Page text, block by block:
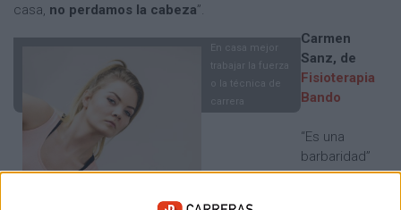
casa, no perdamos la cabeza”.
En casa mejor
trabajar la fuerza
o la técnica de
carrera
Carmen
Sanz, de
Fisioterapia
Bando
“Es una
barbaridad”
correr dentro